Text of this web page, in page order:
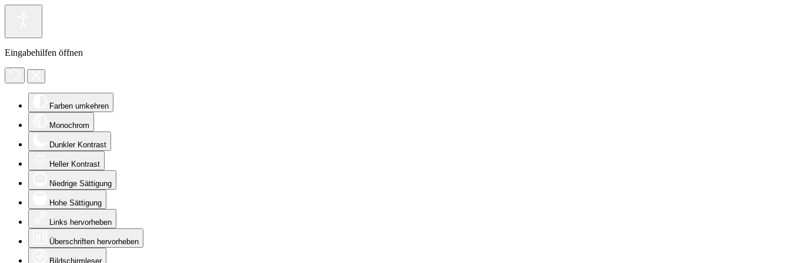
Eingabehilfen öffnen
Farben umkehren
Monochrom
Dunkler Kontrast
Heller Kontrast
Niedrige Sättigung
Hohe Sättigung
Links hervorheben
Überschriften hervorheben
Bildschirmleser